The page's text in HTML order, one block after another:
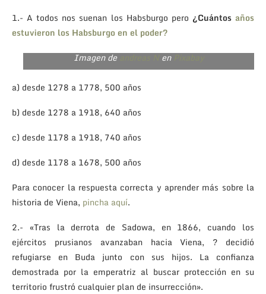
1.- A todos nos suenan los Habsburgo pero ¿Cuántosaños
estuvieron los Habsburgo en el poder?
Imagen deandreas NenPixabay
a) desde 1278 a 1778, 500 años
b) desde 1278 a 1918, 640 años
c) desde 1178 a 1918, 740 años
d) desde 1178 a 1678, 500 años
Para conocer la respuesta correcta y aprender más sobre la
historia de Viena, pincha aquí.
2.- «Tras la derrota de Sadowa, en 1866, cuando los
ejércitos prusianos avanzaban hacia Viena, ? decidió
refugiarse en Buda junto con sus hijos. La confianza
demostrada por la emperatriz al buscar protección en su
territorio frustró cualquier plan de insurrección».